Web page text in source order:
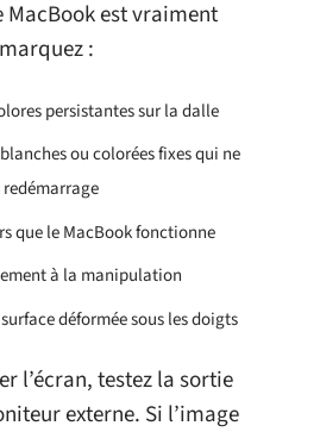
MacBook est vraiment
:
persistantes sur la dalle
ou colorées fixes qui ne
que le MacBook fonctionne
à la manipulation
déformée sous les doigts
l’écran, testez la sortie
externe. Si l’image